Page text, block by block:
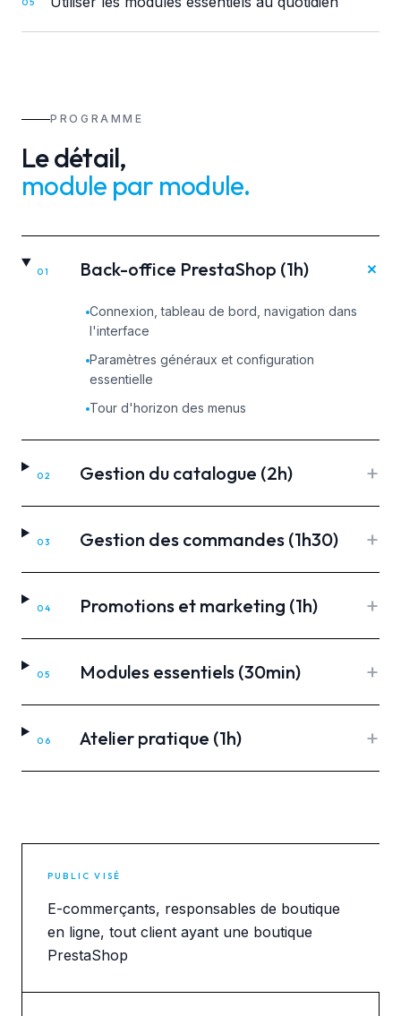
PROGRAMME
Le détail,
module par module.
01 Back-office PrestaShop (1h) +
Connexion, tableau de bord, navigation dans
l'interface
Paramètres généraux et configuration
essentielle
Tour d'horizon des menus
02 Gestion du catalogue (2h) +
03 Gestion des commandes (1h30) +
04 Promotions et marketing (1h) +
05 Modules essentiels (30min) +
06 Atelier pratique (1h) +
PUBLIC VISÉ
E-commerçants, responsables de boutique
en ligne, tout client ayant une boutique
PrestaShop